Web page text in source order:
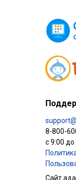
8-800-
c 9:00
Сайт